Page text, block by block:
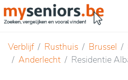
Verblijf Rusthuis Brussel
Anderlecht
Residentie